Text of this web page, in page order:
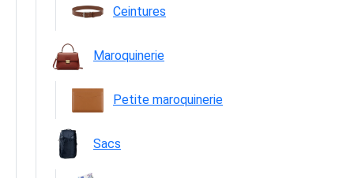
Ceintures
Maroquinerie
Petite maroquinerie
Sacs